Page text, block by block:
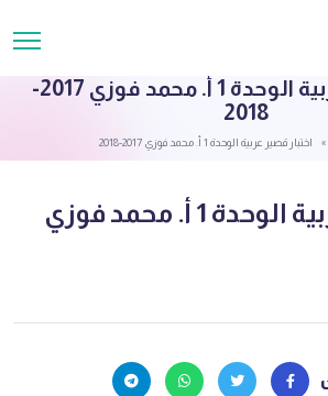
اختبار قصير عربية الوحدة 1 أ. محمد فوزي 2017-
2018
اختبار قصير عربية الوحدة 1 أ. محمد فوزي 2017-2018
اختبار قصير عربية الوحدة 1 أ. محمد فوزي